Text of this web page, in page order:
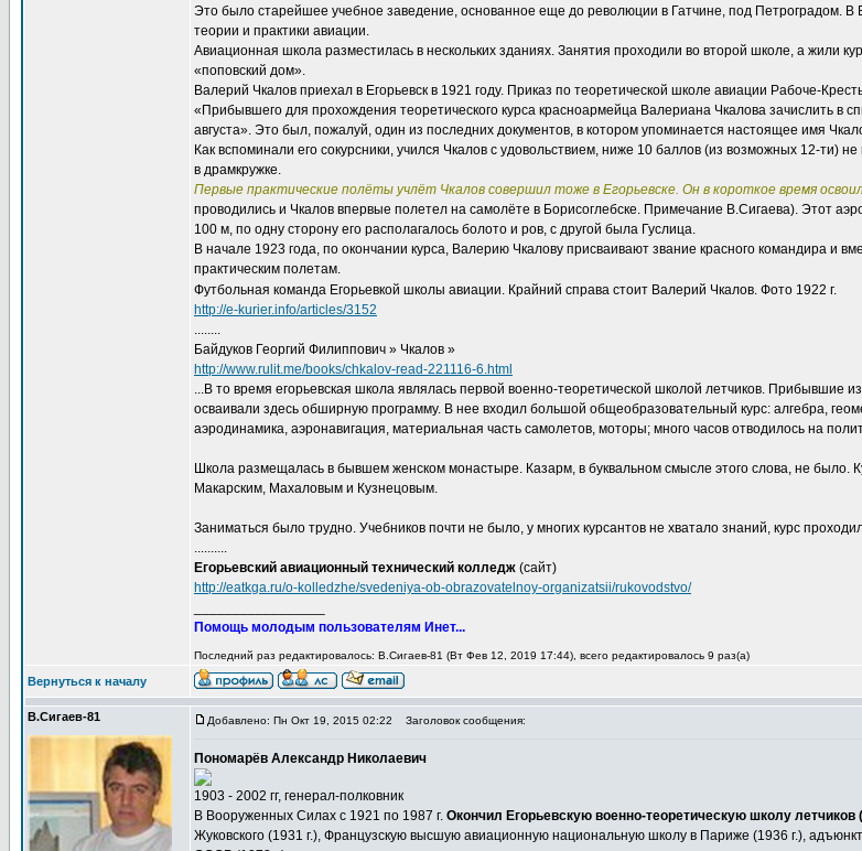
Это было старейшее учебное заведение, основанное еще до революции в Гатчине, под Петроградом.
теории и практики авиации.
Авиационная школа разместилась в нескольких зданиях. Занятия проходили во второй школе, а жили
«поповский дом».
Валерий Чкалов приехал в Егорьевск в 1921 году. Приказ по теоретической школе авиации Рабоче-
«Прибывшего для прохождения теоретического курса красноармейца Валериана Чкалова зачислить в
августа». Это был, пожалуй, один из последних документов, в котором упоминается настоящее имя
Как вспоминали его сокурсники, учился Чкалов с удовольствием, ниже 10 баллов (из возможных 12-ти)
в драмкружке.
Первые практические полёты учлёт Чкалов совершил тоже в Егорьевске. Он в короткое время
проводились и Чкалов впервые полетел на самолёте в Борисоглебске. Примечание В.Сигаева). Этот
100 м, по одну сторону его располагалось болото и ров, с другой была Гуслица.
В начале 1923 года, по окончании курса, Валерию Чкалову присваивают звание красного командира и
практическим полетам.
Футбольная команда Егорьевкой школы авиации. Крайний справа стоит Валерий Чкалов. Фото 1922 г.
http://e-kurier.info/articles/3152
........
Байдуков Георгий Филиппович » Чкалов »
http://www.rulit.me/books/chkalov-read-221116-6.html
...В то время егорьевская школа являлась первой военно-теоретической школой летчиков.
осваивали здесь обширную программу. В нее входил большой общеобразовательный курс: алгебра,
аэродинамика, аэронавигация, материальная часть самолетов, моторы; много часов отводилось на
Школа размещалась в бывшем женском монастыре. Казарм, в буквальном смысле этого слова, не было.
Макарским, Махаловым и Кузнецовым.
Заниматься было трудно. Учебников почти не было, у многих курсантов не хватало знаний, курс
..........
Егорьевский авиационный технический колледж (сайт)
http://eatkga.ru/o-kolledzhe/svedeniya-ob-obrazovatelnoy-organizatsii/rukovodstvo/
Помощь молодым пользователям Инет...
Последний раз редактировалось: В.Сигаев-81 (Вт Фев 12, 2019 17:44), всего редактировалось 9 раз(а)
Вернуться к началу
В.Сигаев-81 Добавлено: Пн Окт 19, 2015 02:22 Заголовок сообщения:
Пономарёв Александр Николаевич
1903 - 2002 гг, генерал-полковник
В Вооруженных Силах с 1921 по 1987 г. Окончил Егорьевскую военно-теоретическую школу летчиков
Жуковского (1931 г.), Французскую высшую авиационную национальную школу в Париже (1936 г.),